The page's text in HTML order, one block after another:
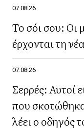
07.08.26
Το σόι σου: Οι
έρχονται τη
07.08.26
Σερρές: Αυτοί
που
λέει ο οδηγός